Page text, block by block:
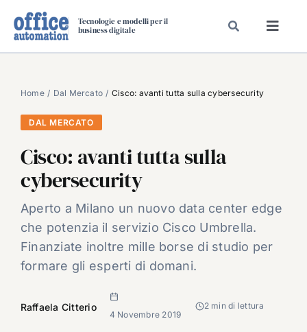
Tecnologie e modelli per il
business digitale
SPECIAL PAPER
TAVOLE ROTONDE DI REDAZIONE
CARRIERE
VIDEO
EVENTI
CHI SIAMO
Home Dal Mercato Cisco: avanti tutta sulla cybersecurity
DAL MERCATO
Cisco: avanti tutta sulla
cybersecurity
Aperto a Milano un nuovo data center edge
che potenzia il servizio Cisco Umbrella.
Finanziate inoltre mille borse di studio per
formare gli esperti di domani.
Raffaela Citterio
4 Novembre 2019
2 min di lettura